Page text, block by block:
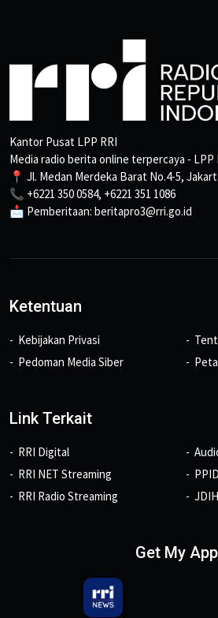
Kantor Pusat LPP RRI
Media radio berita online terpercaya - LPP
📍 Jl. Medan Merdeka Barat No.4-5,
📞 +6221 350 0584, +6221 351 1086
📩 Pemberitaan: beritapro3@rri.go.id
Ketentuan
Kebijakan Privasi
Pedoman Media Siber
Link Terkait
RRI Digital
RRI NET Streaming
RRI Radio Streaming
Get My App